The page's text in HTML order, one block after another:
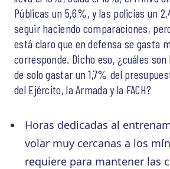
Públicas un 5,6%, y las policías un
seguir haciendo comparaciones,
está claro que en defensa se gasta
corresponde. Dicho eso, ¿cuáles
de solo gastar un 1,7% del
del Ejército, la Armada y la FACH?
Horas dedicadas al
volar muy cercanas a los
requiere para mantener las